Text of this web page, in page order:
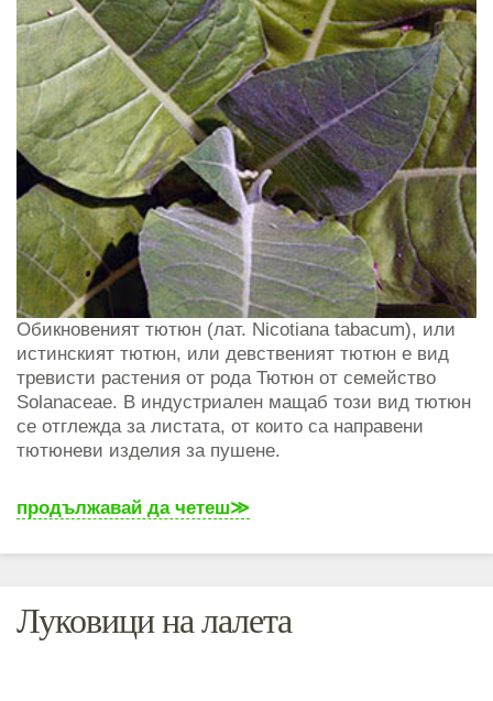
Обикновеният тютюн (лат. Nicotiana tabacum), или
истинският тютюн, или девственият тютюн е вид
тревисти растения от рода Тютюн от семейство
Solanaceae. В индустриален мащаб този вид тютюн
се отглежда за листата, от които са направени
тютюневи изделия за пушене.
продължавай да четеш
Луковици на лалета